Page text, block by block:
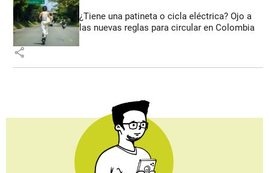
¿Tiene una patineta o cicla eléctrica? Ojo a
las nuevas reglas para circular en Colombia
share